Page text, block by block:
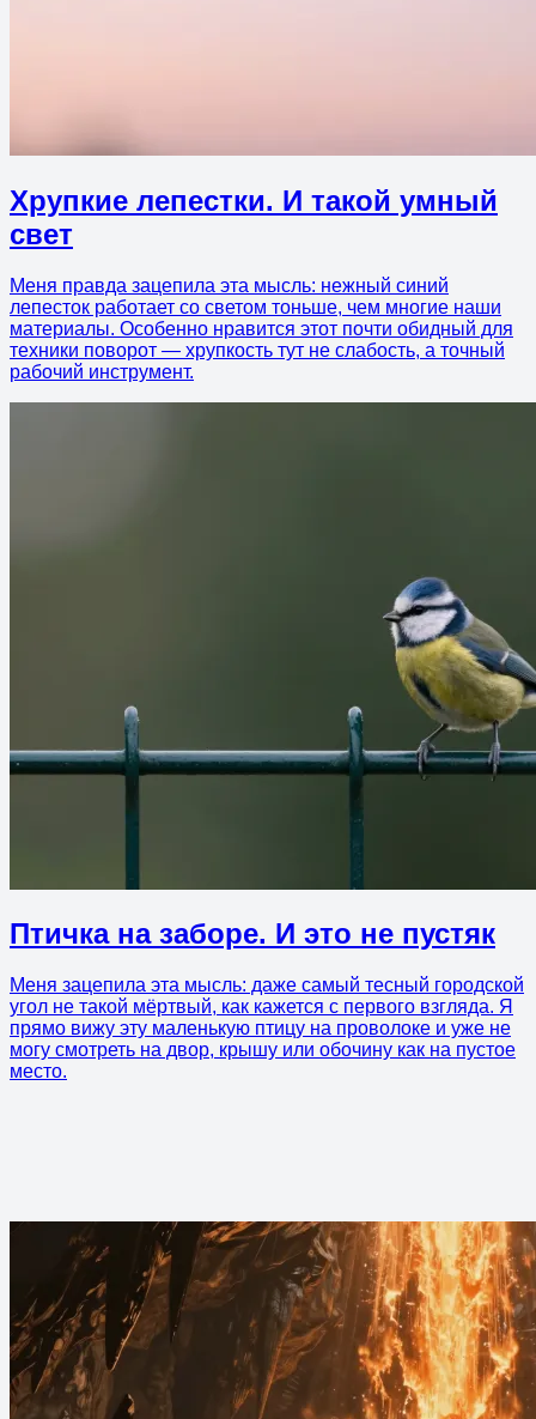
Хрупкие лепестки. И такой умный
свет
Меня правда зацепила эта мысль: нежный синий
лепесток работает со светом тоньше, чем многие наши
материалы. Особенно нравится этот почти обидный для
техники поворот — хрупкость тут не слабость, а точный
рабочий инструмент.
Птичка на заборе. И это не пустяк
Меня зацепила эта мысль: даже самый тесный городской
угол не такой мёртвый, как кажется с первого взгляда. Я
прямо вижу эту маленькую птицу на проволоке и уже не
могу смотреть на двор, крышу или обочину как на пустое
место.